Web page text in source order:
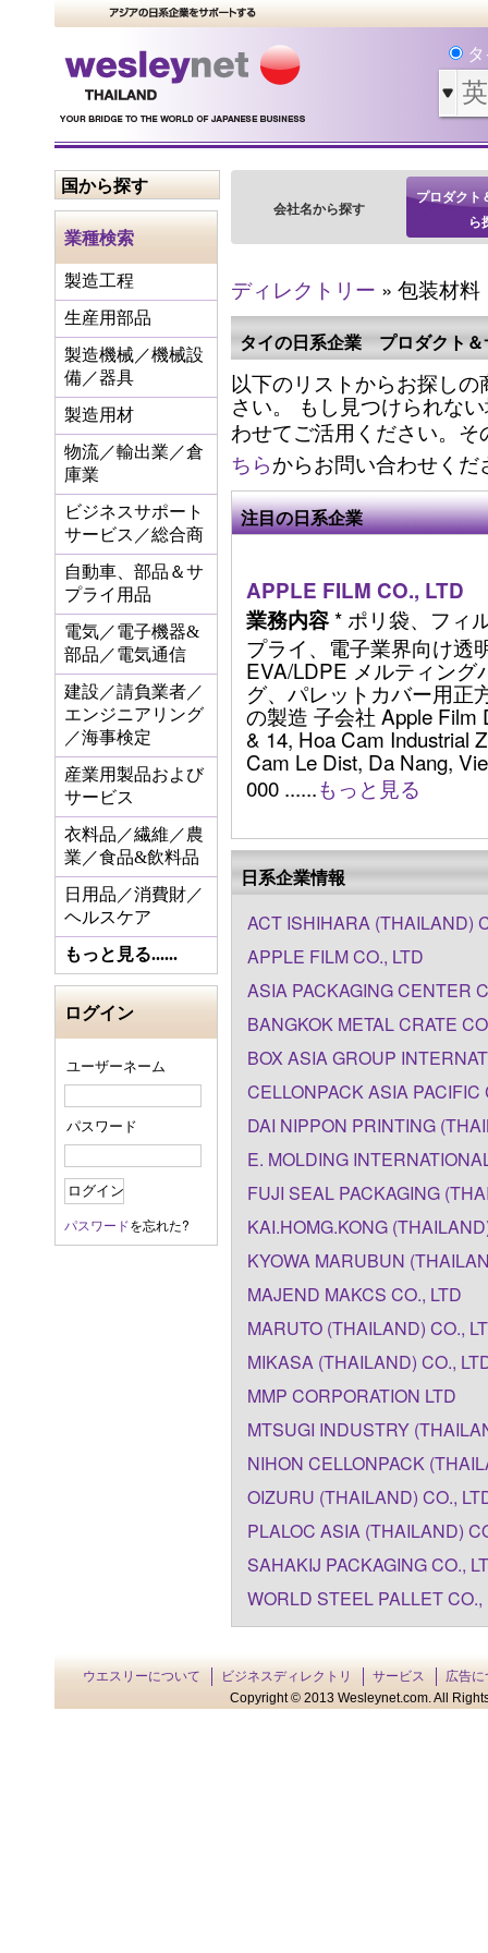
国から探す
業種検索
製造工程
生産用部品
製造機械／機械設
備／器具
製造用材
物流／輸出業／倉
庫業
ビジネスサポート
サービス／総合商
自動車、部品＆サ
プライ用品
電気／電子機器&
部品／電気通信
建設／請負業者／
エンジニアリング
／海事検定
産業用製品および
サービス
衣料品／繊維／農
業／食品&飲料品
日用品／消費財／
ヘルスケア
もっと見る......
ログイン
ユーザーネーム
パスワード
パスワードを忘れた?
会社名から探す
プロダクト
ら
ディレクトリー » 包装材料
タイの日系企業 プロダクト＆
以下のリストからお探し
さい。 もし見つけられな
わせてご活用ください。
ちらからお問い合わせくだ
注目の日系企業
APPLE FILM CO., LTD
業務内容* ポリ袋、フィ
プライ、電子業界向け透
EVA/LDPE メルティン
グ、パレットカバー用正
の製造 子会社 Apple Film
& 14, Hoa Cam Industrial
Cam Le Dist, Da Nang,
000 ......もっと見る
日系企業情報
ACT ISHIHARA (THAILAND)
APPLE FILM CO., LTD
ASIA PACKAGING CENTER
BANGKOK METAL CRATE
BOX ASIA GROUP
CELLONPACK ASIA PACIFIC
DAI NIPPON PRINTING
E. MOLDING
FUJI SEAL PACKAGING
KAI.HOMG.KONG
KYOWA MARUBUN
MAJEND MAKCS CO., LTD
MARUTO (THAILAND) CO.,
MIKASA (THAILAND) CO.,
MMP CORPORATION LTD
MTSUGI INDUSTRY
NIHON CELLONPACK
OIZURU (THAILAND) CO.,
PLALOC ASIA (THAILAND)
SAHAKIJ PACKAGING CO.,
WORLD STEEL PALLET CO.,
ウエスリーについて ビジネスディレクトリ サービス
広告に
Copyright © 2013 Wesleynet.com. All